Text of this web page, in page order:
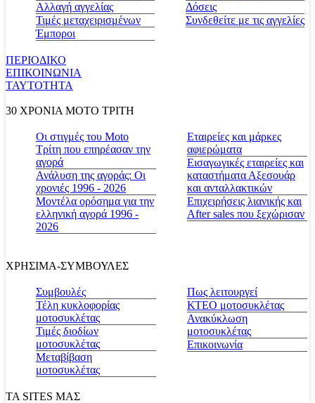
Αλλαγή αγγελίας
Τιμές μεταχειρισμένων
Έμποροι
Δόσεις
Συνδεθείτε με τις αγγελίες
ΠΕΡΙΟΔΙΚΟ
ΕΠΙΚΟΙΝΩΝΙΑ
ΤΑΥΤΟΤΗΤΑ
30 ΧΡΟΝΙΑ MOTO ΤΡΙΤΗ
Οι στιγμές του Moto
Τρίτη που επηρέασαν την
αγορά
Ανάλυση της αγοράς: Οι
χρονιές 1996 - 2026
Μοντέλα ορόσημα για την
ελληνική αγορά 1996 -
2026
Εταιρείες και μάρκες
αφιερώματα
Εισαγωγικές εταιρείες και
καταστήματα Αξεσουάρ
και ανταλλακτικών
Επιχειρήσεις λιανικής και
After sales που ξεχώρισαν
ΧΡΗΣΙΜΑ-ΣΥΜΒΟΥΛΕΣ
Συμβουλές
Τέλη κυκλοφορίας
μοτοσυκλέτας
Τιμές διοδίων
μοτοσυκλέτας
Μεταβίβαση
μοτοσυκλέτας
Πως λειτουργεί
ΚΤΕΟ μοτοσυκλέτας
Ανακύκλωση
μοτοσυκλέτας
Επικοινωνία
ΤΑ SITES ΜΑΣ